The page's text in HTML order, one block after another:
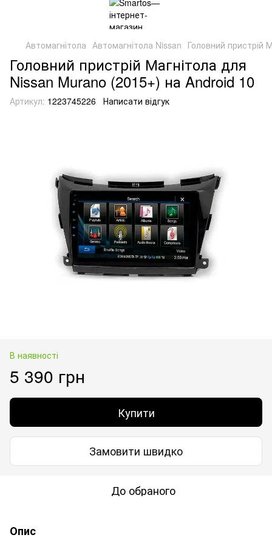
Автомагнітола Автомагнітола Nissan Головний пристрій
Головний пристрій Магнітола для
Nissan Murano (2015+) на Android 10
Артикул: 1223745226 Написати відгук
В наявності
5 390 грн
Купити
Замовити швидко
До обраного
Опис